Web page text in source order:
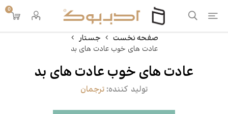
0
صفحه نخست
جستار
عادت های خوب عادت های بد
عادت های خوب عادت های بد
تولید کننده: ترجمان